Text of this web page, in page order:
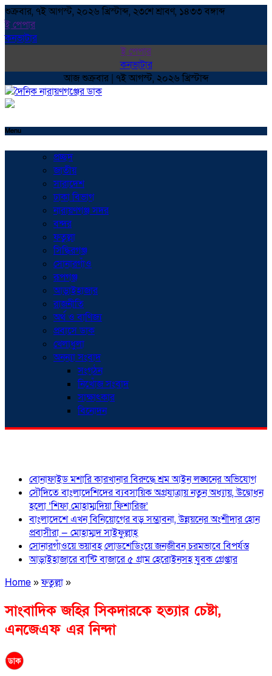
শুক্রবার, ৭ই আগস্ট, ২০২৬ খ্রিস্টাব্দ, ২৩শে শ্রাবণ, ১৪৩৩ বঙ্গাব্দ
ই পেপার
কনভাটার
ই পেপার
কনভাটার
আজ শুক্রবার | ৭ই আগস্ট, ২০২৬ খ্রিস্টাব্দ
Menu
প্রচ্ছদ
জাতীয়
সারাদেশ
ঢাকা বিভাগ
নারায়ণগঞ্জ সদর
বন্দর
ফতুল্লা
সিদ্ধিরগঞ্জ
সোনারগাঁও
রূপগঞ্জ
আড়াইহাজার
রাজনীতি
অর্থ ও বাণিজ্য
প্রবাসে ডাক
খেলাধুলা
অনন্যা সংবাদ
সংগঠন
নিখোঁজ সংবাদ
সাক্ষাৎকার
বিনোদন
বোনাফাইড মশারি কারখানার বিরুদ্ধে শ্রম আইন লঙ্ঘনের অভিযোগ
সৌদিতে বাংলাদেশিদের ব্যবসায়িক অগ্রযাত্রায় নতুন অধ্যায়, উদ্বোধন
হলো ‘শিফা মোহাম্মদিয়া ফিশারিজ’
বাংলাদেশে এখন বিনিয়োগের বড় সম্ভাবনা, উন্নয়নের অংশীদার হোন
প্রবাসীরা — মোহাম্মদ সাইফুল্লাহ্
সোনারগাঁওয়ে ভয়াবহ লোডশেডিংয়ে জনজীবন চরমভাবে বিপর্যস্ত
আড়াইহাজারে বান্টি বাজারে ৫ গ্রাম হেরোইনসহ যুবক গ্রেপ্তার
Home»ফতুল্লা»
সাংবাদিক জহির সিকদারকে হত্যার চেষ্টা,
এনজেএফ এর নিন্দা